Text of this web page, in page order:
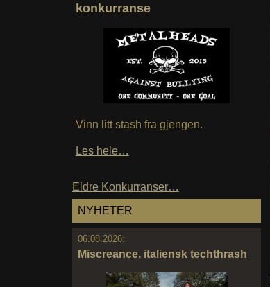
konkurranse
Vinn litt stash fra gjengen.
Les hele…
Eldre Konkurranser…
NYHETER
06.08.2026:
Miscreance, italiensk techthrash